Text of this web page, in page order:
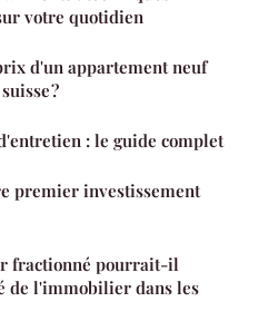
votre quotidien
d'un appartement neuf
?
: le guide complet
premier investissement
fractionné pourrait-il
de l'immobilier dans les